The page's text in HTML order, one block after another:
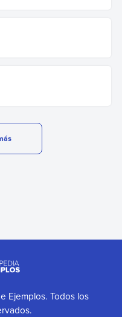
Ejemplos. Todos los